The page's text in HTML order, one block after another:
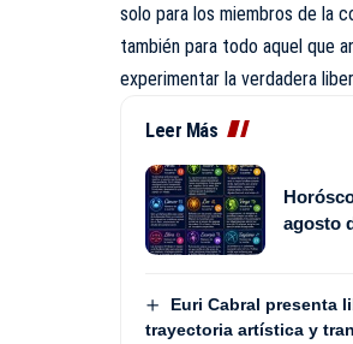
solo para los miembros de la
también para todo aquel que
experimentar la verdadera
Leer Más
agosto
Euri Cabral presenta
trayectoria artística y